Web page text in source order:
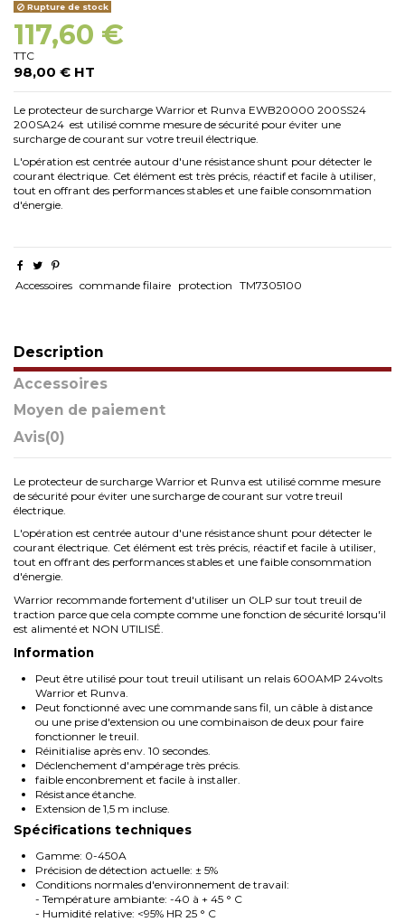
Rupture de stock
117,60 €
TTC
98,00 € HT
Le protecteur de surcharge Warrior et Runva EWB20000 200SS24
200SA24 est utilisé comme mesure de sécurité pour éviter une
surcharge de courant sur votre treuil électrique.
L'opération est centrée autour d'une résistance shunt pour détecter le
courant électrique. Cet élément est très précis, réactif et facile à utiliser,
tout en offrant des performances stables et une faible consommation
d'énergie.
Accessoires commande filaire protection TM7305100
Description
Accessoires
Moyen de paiement
Avis(0)
Le protecteur de surcharge Warrior et Runva est utilisé comme mesure
de sécurité pour éviter une surcharge de courant sur votre treuil
électrique.
L'opération est centrée autour d'une résistance shunt pour détecter le
courant électrique. Cet élément est très précis, réactif et facile à utiliser,
tout en offrant des performances stables et une faible consommation
d'énergie.
Warrior recommande fortement d'utiliser un OLP sur tout treuil de
traction parce que cela compte comme une fonction de sécurité lorsqu'il
est alimenté et NON UTILISÉ.
Information
Peut être utilisé pour tout treuil utilisant un relais 600AMP 24volts
Warrior et Runva.
Peut fonctionné avec une commande sans fil, un câble à distance
ou une prise d'extension ou une combinaison de deux pour faire
fonctionner le treuil.
Réinitialise après env. 10 secondes.
Déclenchement d'ampérage très précis.
faible enconbrement et facile à installer.
Résistance étanche.
Extension de 1,5 m incluse.
Spécifications techniques
Gamme: 0-450A
Précision de détection actuelle: ± 5%
Conditions normales d'environnement de travail:
- Température ambiante: -40 à + 45 ° C
- Humidité relative: <95% HR 25 ° C